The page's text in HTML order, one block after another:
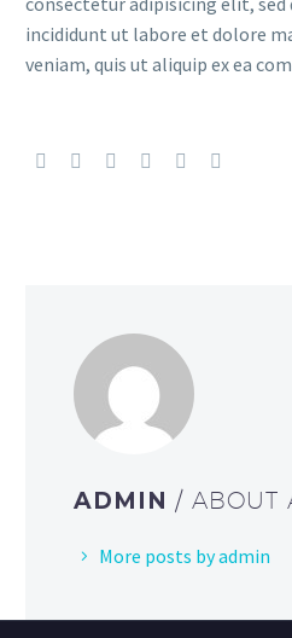
incididunt ut labore et dolore
veniam, quis ut aliquip ex ea
ADMIN / ABOUT
More posts by admin